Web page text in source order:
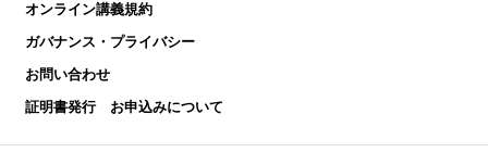
オンライン講義規約
ガバナンス・プライバシー
お問い合わせ
証明書発行 お申込みについて